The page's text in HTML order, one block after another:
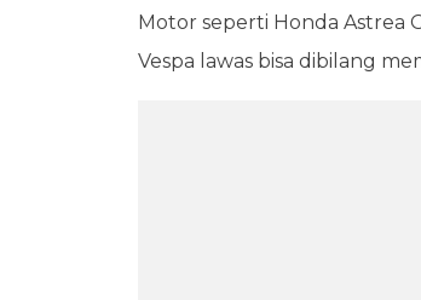
Motor seperti Honda Astrea
Vespa lawas bisa dibilang